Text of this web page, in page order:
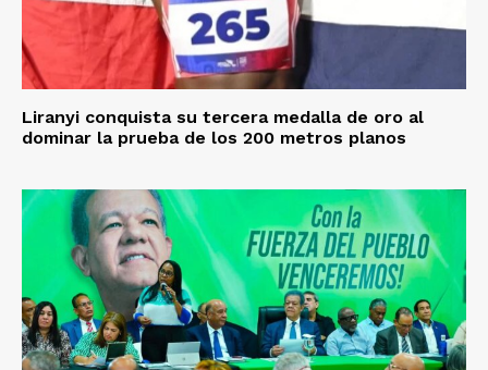
Liranyi conquista su tercera medalla de oro al
dominar la prueba de los 200 metros planos